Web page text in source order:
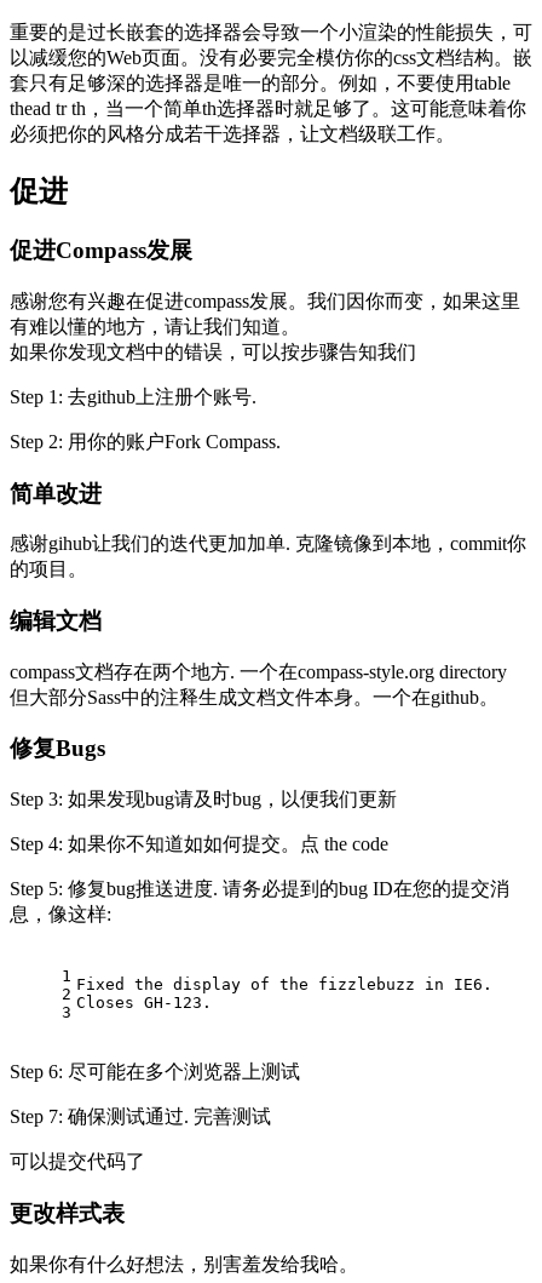
重要的是过长嵌套的选择器会导致一个小渲染的性能损失，可
以减缓您的Web页面。没有必要完全模仿你的css文档结构。嵌
套只有足够深的选择器是唯一的部分。例如，不要使用table
thead tr th，当一个简单th选择器时就足够了。这可能意味着你
必须把你的风格分成若干选择器，让文档级联工作。
促进
促进Compass发展
感谢您有兴趣在促进compass发展。我们因你而变，如果这里
有难以懂的地方，请让我们知道。
如果你发现文档中的错误，可以按步骤告知我们
Step 1: 去github上注册个账号.
Step 2: 用你的账户Fork Compass.
简单改进
感谢gihub让我们的迭代更加加单. 克隆镜像到本地，commit你
的项目。
编辑文档
compass文档存在两个地方. 一个在compass-style.org directory
但大部分Sass中的注释生成文档文件本身。一个在github。
修复Bugs
Step 3: 如果发现bug请及时bug，以便我们更新
Step 4: 如果你不知道如如何提交。点 the code
Step 5: 修复bug推送进度. 请务必提到的bug ID在您的提交消
息，像这样:
1
2
3
Fixed the display of the fizzlebuzz in IE6.
Closes GH- 123 .
Step 6: 尽可能在多个浏览器上测试
Step 7: 确保测试通过. 完善测试
可以提交代码了
更改样式表
如果你有什么好想法，别害羞发给我哈。